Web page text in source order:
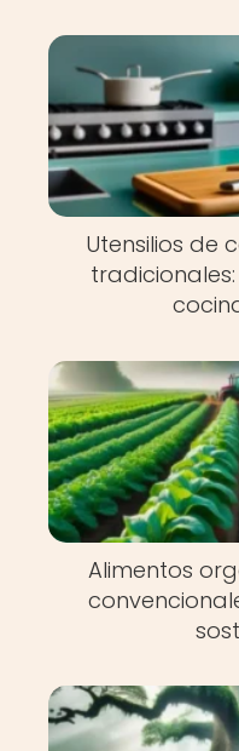
Utensilios de
Alimentos